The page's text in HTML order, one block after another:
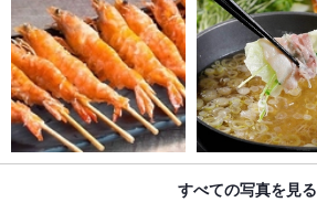
すべての写真を見る